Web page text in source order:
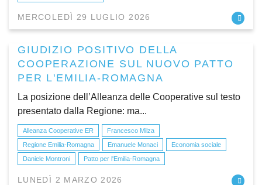
MERCOLEDÌ 29 LUGLIO 2026
GIUDIZIO POSITIVO DELLA
COOPERAZIONE SUL NUOVO PATTO
PER L'EMILIA-ROMAGNA
La posizione dell’Alleanza delle Cooperative sul testo
presentato dalla Regione: ma...
Alleanza Cooperative ER
Francesco Milza
Regione Emilia-Romagna
Emanuele Monaci
Economia sociale
Daniele Montroni
Patto per l'Emilia-Romagna
LUNEDÌ 2 MARZO 2026